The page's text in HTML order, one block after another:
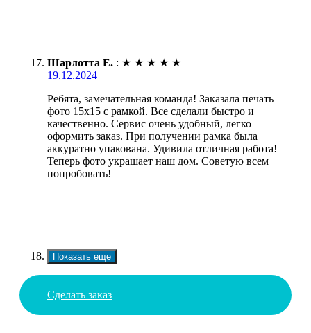
Шарлотта Е. : ★ ★ ★ ★ ★
19.12.2024
Ребята, замечательная команда! Заказала печать
фото 15х15 с рамкой. Все сделали быстро и
качественно. Сервис очень удобный, легко
оформить заказ. При получении рамка была
аккуратно упакована. Удивила отличная работа!
Теперь фото украшает наш дом. Советую всем
попробовать!
Показать еще
Сделать заказ